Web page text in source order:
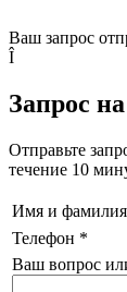
Ваш запрос
Î
Запрос
Отправьте
течение 10
Имя и фамилия
Телефон *
Ваш вопрос